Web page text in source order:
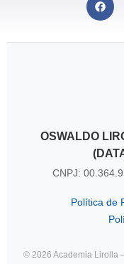
OSWALDO
CNPJ:
Política de
© 2026 Academia Lirolla